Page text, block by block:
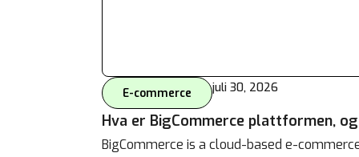
E-commerce juli 30, 2026
Hva er BigCommerce plattformen,
BigCommerce is a cloud-based e-